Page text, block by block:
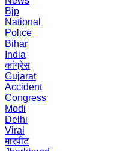
Bjp
National
Police
Bihar
India
कांग्रेस
Gujarat
Accident
Congress
Modi
Delhi
Viral
मारपीट